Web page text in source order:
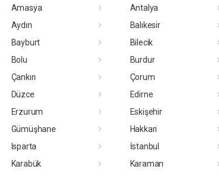
Amasya Antalya
Aydın Balıkesir
Bayburt Bilecik
Bolu Burdur
Çankırı Çorum
Düzce Edirne
Erzurum Eskişehir
Gümüşhane Hakkari
Isparta İstanbul
Karabük Karaman